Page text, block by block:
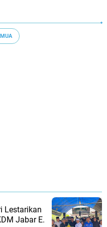
Lestarikan
Jabar E.